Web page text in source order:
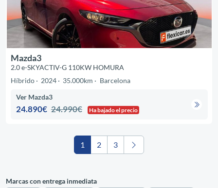
Mazda3
2.0 e-SKYACTIV-G 110KW HOMURA
Híbrido
2024 35.000km Barcelona
Ver Mazda3
24.890€ 24.990€ Ha bajado el precio
1 2 3
Marcas con entrega inmediata